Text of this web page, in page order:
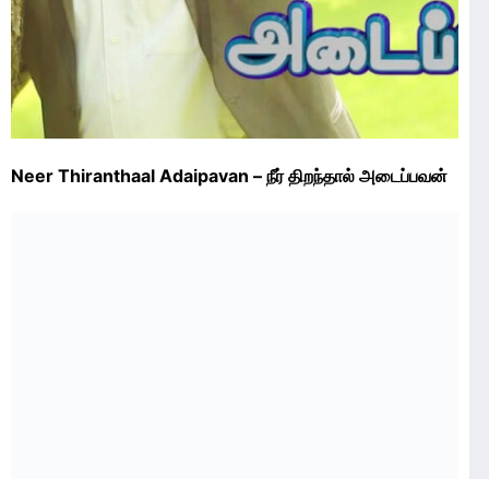
Neer Thiranthaal Adaipavan – நீர் திறந்தால் அடைப்பவன்